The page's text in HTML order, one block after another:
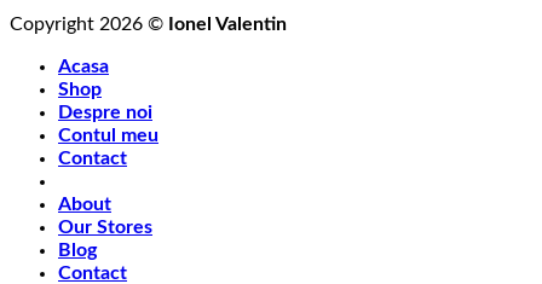
Copyright 2026 © Ionel Valentin
Acasa
Shop
Despre noi
Contul meu
Contact
About
Our Stores
Blog
Contact